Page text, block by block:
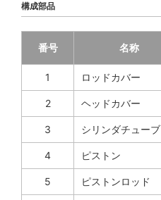
構成部品
番号 名称
1 ロッドカバー
2 ヘッドカバー
3 シリンダチューブ
4 ピストン
5 ピストンロッド